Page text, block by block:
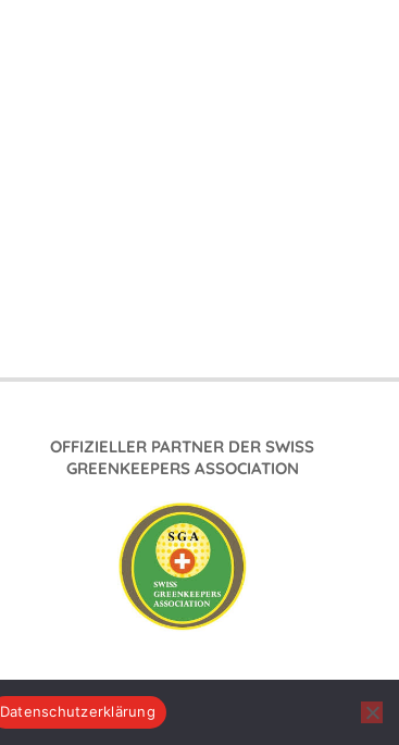
OFFIZIELLER PARTNER DER SWISS
GREENKEEPERS ASSOCIATION
Datenschutzerklärung